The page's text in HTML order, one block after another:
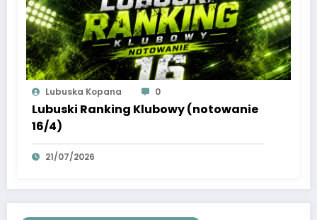
Lubuska Kopana 0
Lubuski Ranking Klubowy (notowanie
16/4)
21/07/2026